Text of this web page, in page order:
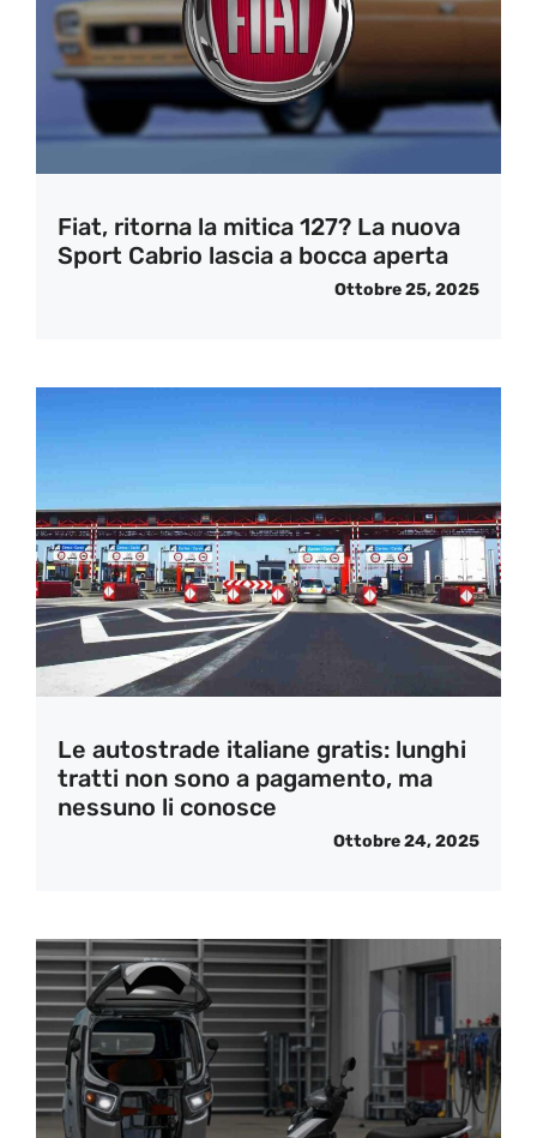
Fiat, ritorna la mitica 127? La nuova
Sport Cabrio lascia a bocca aperta
Ottobre 25, 2025
Le autostrade italiane gratis: lunghi
tratti non sono a pagamento, ma
nessuno li conosce
Ottobre 24, 2025